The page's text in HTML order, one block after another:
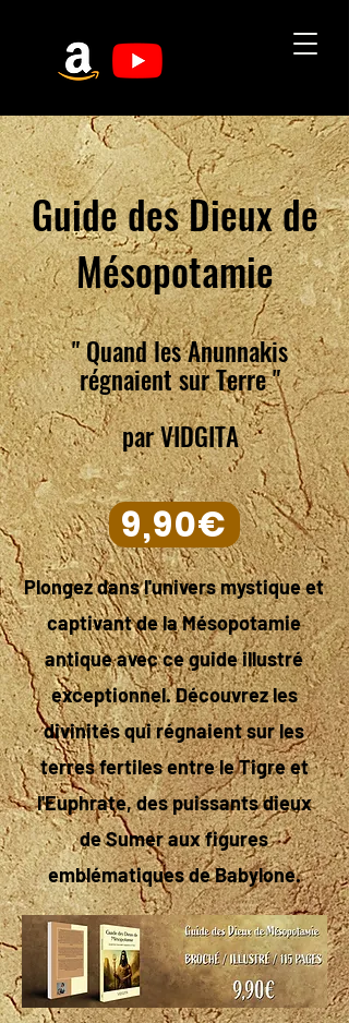
Guide des Dieux de
Mésopotamie
" Quand les Anunnakis
régnaient sur Terre "
par VIDGITA
9,90€
Plongez dans l'univers mystique et
captivant de la Mésopotamie
antique avec ce guide illustré
exceptionnel. Découvrez les
divinités qui régnaient sur les
terres fertiles entre le Tigre et
l'Euphrate, des puissants dieux
de Sumer aux figures
emblématiques de Babylone.